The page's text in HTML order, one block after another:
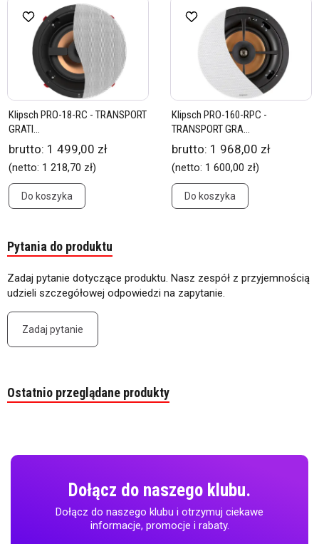
Klipsch PRO-18-RC - TRANSPORT
GRATI...
brutto: 1 499,00 zł
(netto: 1 218,70 zł)
Do koszyka
Klipsch PRO-160-RPC -
TRANSPORT GRA...
brutto: 1 968,00 zł
(netto: 1 600,00 zł)
Do koszyka
Pytania do produktu
Zadaj pytanie dotyczące produktu. Nasz zespół z przyjemnością
udzieli szczegółowej odpowiedzi na zapytanie.
Zadaj pytanie
Ostatnio przeglądane produkty
Dołącz do naszego klubu.
Dołącz do naszego klubu i otrzymuj ciekawe
informacje, promocje i rabaty.